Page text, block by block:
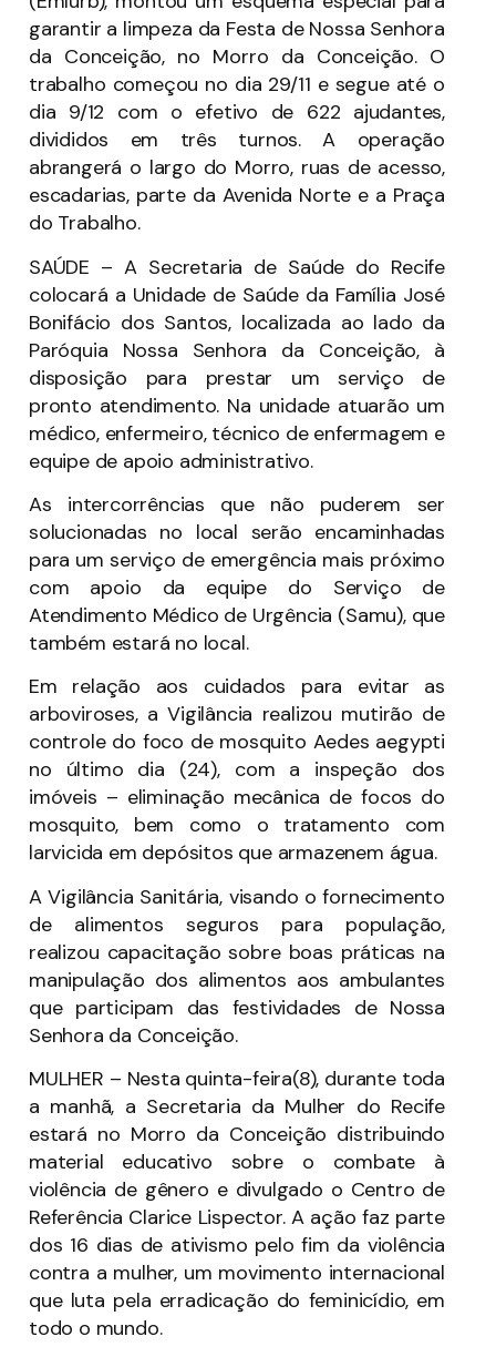
garantir a limpeza da Festa de Nossa Senhora
da Conceição, no Morro da Conceição. O
trabalho começou no dia 29/11 e segue até o
dia 9/12 com o efetivo de 622 ajudantes,
divididos em três turnos. A operação
abrangerá o largo do Morro, ruas de acesso,
escadarias, parte da Avenida Norte e a Praça
do Trabalho.
SAÚDE – A Secretaria de Saúde do Recife
colocará a Unidade de Saúde da Família José
Bonifácio dos Santos, localizada ao lado da
Paróquia Nossa Senhora da Conceição, à
disposição para prestar um serviço de
pronto atendimento. Na unidade atuarão um
médico, enfermeiro, técnico de enfermagem e
equipe de apoio administrativo.
As intercorrências que não puderem ser
solucionadas no local serão encaminhadas
para um serviço de emergência mais próximo
com apoio da equipe do Serviço de
Atendimento Médico de Urgência (Samu), que
também estará no local.
Em relação aos cuidados para evitar as
arboviroses, a Vigilância realizou mutirão de
controle do foco de mosquito Aedes aegypti
no último dia (24), com a inspeção dos
imóveis – eliminação mecânica de focos do
mosquito, bem como o tratamento com
larvicida em depósitos que armazenem água.
A Vigilância Sanitária, visando o fornecimento
de alimentos seguros para população,
realizou capacitação sobre boas práticas na
manipulação dos alimentos aos ambulantes
que participam das festividades de Nossa
Senhora da Conceição.
MULHER – Nesta quinta-feira(8), durante toda
a manhã, a Secretaria da Mulher do Recife
estará no Morro da Conceição distribuindo
material educativo sobre o combate à
violência de gênero e divulgado o Centro de
Referência Clarice Lispector. A ação faz parte
dos 16 dias de ativismo pelo fim da violência
contra a mulher, um movimento internacional
que luta pela erradicação do feminicídio, em
todo o mundo.